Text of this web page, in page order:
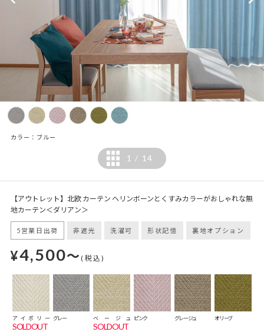
カラー：ブルー
1 / 14
【アウトレット】北欧 カーテン ヘリンボーンとくすみカラーがおしゃれな無
地カーテン＜ダリアン＞
5営業日出荷 非遮光 洗濯可 形状記憶 裏地オプション
¥4,500～(税込)
アイボリー
SOLDOUT
グレー ベージュ
SOLDOUT
ピンク グレージュ オリーブ